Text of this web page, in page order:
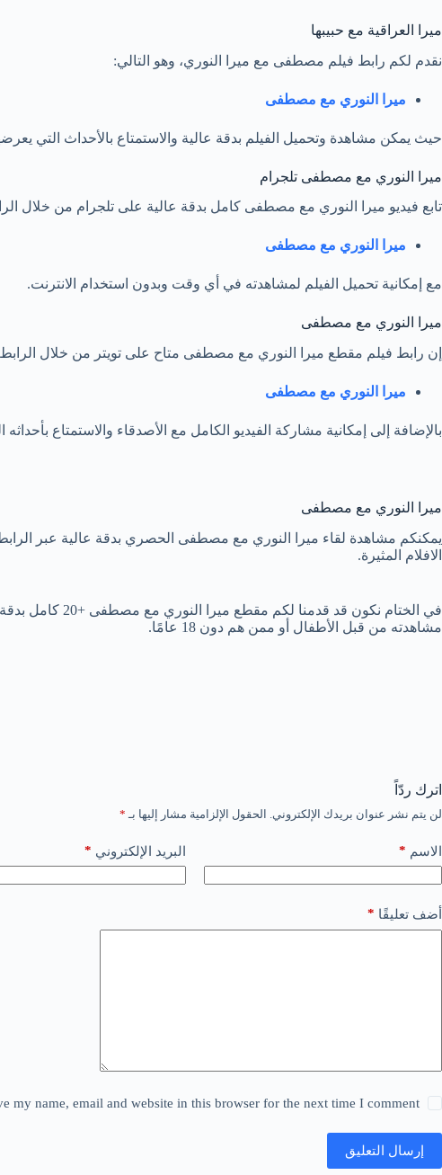
ميرا العراقية مع حبيبها
نقدم لكم رابط فيلم مصطفى مع ميرا النوري، وهو التالي:
ميرا النوري مع مصطفى
حيث يمكن مشاهدة وتحميل الفيلم بدقة عالية والاستمتاع بالأحداث التي
ميرا النوري مع مصطفى تلجرام
تابع فيديو ميرا النوري مع مصطفى كامل بدقة عالية على تلجرام من خلال
ميرا النوري مع مصطفى
مع إمكانية تحميل الفيلم لمشاهدته في أي وقت وبدون استخدام الانترنت.
ميرا النوري مع مصطفى
إن رابط فيلم مقطع ميرا النوري مع مصطفى متاح على تويتر من خلال الرابط
ميرا النوري مع مصطفى
بالإضافة إلى إمكانية مشاركة الفيديو الكامل مع الأصدقاء والاستمتاع بأحداثه
ميرا النوري مع مصطفى
يمكنكم مشاهدة لقاء ميرا النوري مع مصطفى الحصري بدقة عالية عبر الرابط
الافلام المثيرة.
في الختام
مشاهدته من قبل الأطفال أو ممن هم دون 18 عامًا.
اترك ردّاً
لن يتم نشر عنوان بريدك الإلكتروني. الحقول الإلزامية مشار إليها بـ *
الاسم * البريد الإلكتروني *
أضف تعليقًا *
my name, email and website in this browser for the next time I comment.
إرسال التعليق